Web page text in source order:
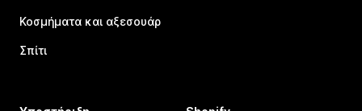
Κοσμήματα και αξεσουάρ
Σπίτι